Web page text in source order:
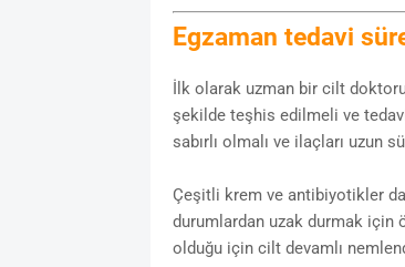
Egzaman tedavi
İlk olarak uzman bir cilt
şekilde teşhis edilmeli ve
sabırlı olmalı ve ilaçları uzun
Çeşitli krem ve antibiyotikler
durumlardan uzak durmak için
olduğu için cilt devamlı